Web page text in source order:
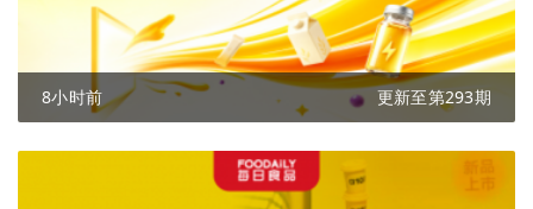
8小时前 更新至第293期